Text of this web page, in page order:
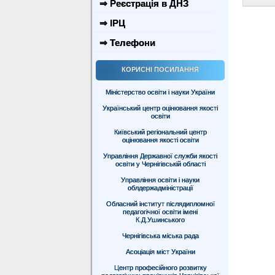
⇒ Реєстрація в ДНЗ
⇒ ІРЦ
⇒ Телефони
КОРИСНІ ПОСИЛАННЯ
Міністерство освіти і науки України
Український центр оцінювання якості
освіти
Київський регіональний центр
оцінювання якості освіти
Управління Державної служби якості
освіти у Чернігівській області
Управління освіти і науки
облдержадміністрації
Обласний інститут післядипломної
педагогічної освіти імені
К.Д.Ушинського
Чернігівська міська рада
Асоціація міст України
Центр професійного розвитку